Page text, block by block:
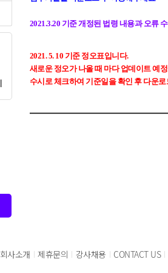
2021.3.20 기준 개정된 법령 내용과 오류
2021. 5. 10 기준 정오표입니다.
새로운 정오가 나올 때 마다 업데이트 예
수시로 체크하여 기준일을 확인 후 다운
회사소개 | 제휴문의 | 강사채용 | CONTACT US |